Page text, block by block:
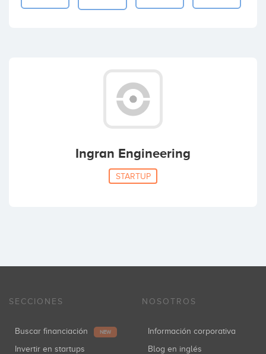
Ingran Engineering
STARTUP
SECCIONES
Buscar financiación NEW
Invertir en startups
NOSOTROS
Información corporativa
Blog en inglés